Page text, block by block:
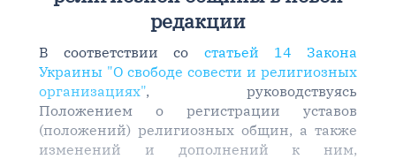
редакции
В соответствии со статьей 14 Закона
Украины "О свободе совести и религиозных
организациях", руководствуясь
Положением о регистрации уставов
(положений) религиозных общин, а также
изменений и дополнений к ним,